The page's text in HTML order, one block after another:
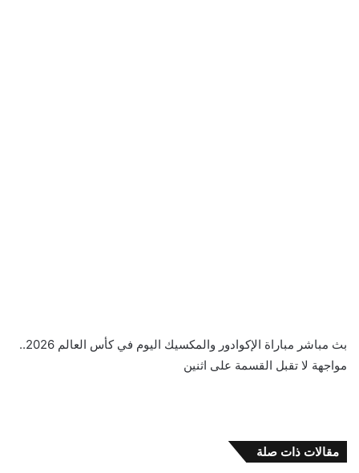
بث مباشر مباراة الإكوادور والمكسيك اليوم في كأس العالم 2026..
مواجهة لا تقبل القسمة على اثنين
مقالات ذات صلة